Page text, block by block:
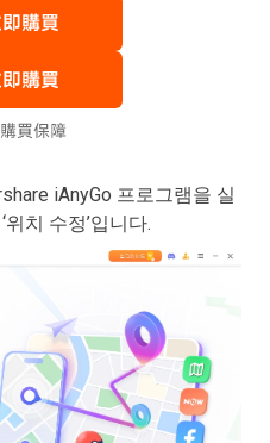
iAnyGo 프로그램을 실
치 수정’입니다.